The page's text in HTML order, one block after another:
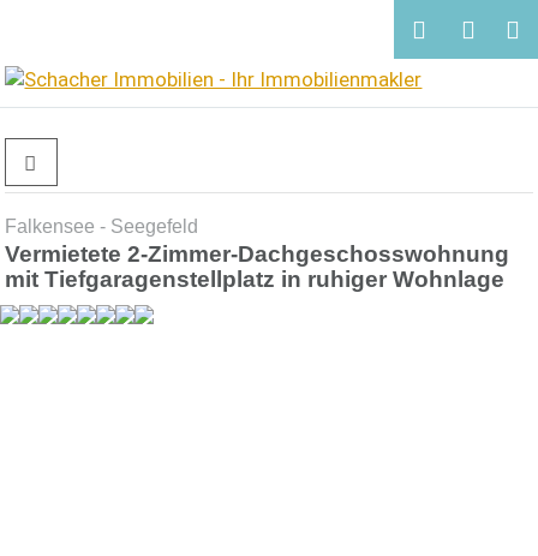
Falkensee - Seegefeld
Vermietete 2-Zimmer-Dachgeschosswohnung
mit Tiefgaragenstellplatz in ruhiger Wohnlage